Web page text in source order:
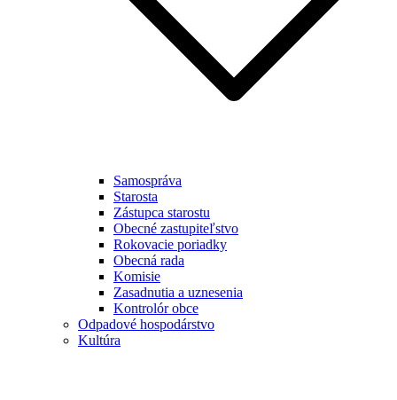
Samospráva
Starosta
Zástupca starostu
Obecné zastupiteľstvo
Rokovacie poriadky
Obecná rada
Komisie
Zasadnutia a uznesenia
Kontrolór obce
Odpadové hospodárstvo
Kultúra